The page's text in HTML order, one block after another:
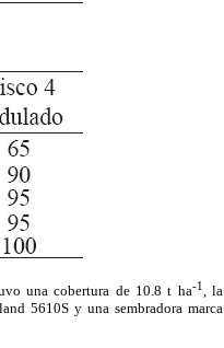
una cobertura de 10.8 t ha-1, la
5610S y una sembradora marca